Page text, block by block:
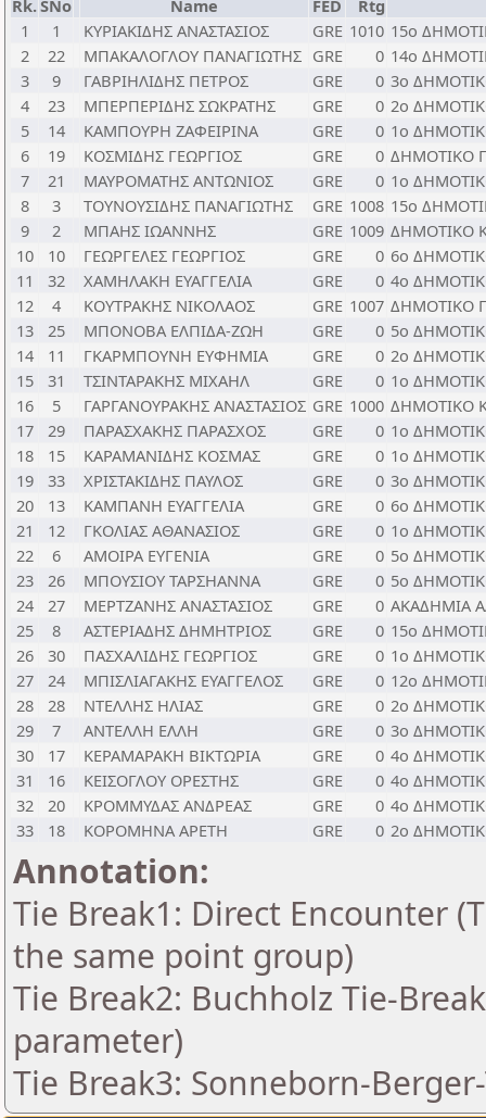
Rk.SNo Name FED
Rtg
1
1 ΚΥΡΙΑΚΙΔΗΣ ΑΝΑΣΤΑΣΙΟΣ GRE 1010 15ο
2
22 ΜΠΑΚΑΛΟΓΛΟΥ ΠΑΝΑΓΙΩΤΗΣ GRE 0 14ο
3
9 ΓΑΒΡΙΗΛΙΔΗΣ ΠΕΤΡΟΣ GRE 0 3ο
4
23 ΜΠΕΡΠΕΡΙΔΗΣ ΣΩΚΡΑΤΗΣ GRE 0 2ο
5
14 ΚΑΜΠΟΥΡΗ ΖΑΦΕΙΡΙΝΑ GRE 0 1ο
6
19 ΚΟΣΜΙΔΗΣ ΓΕΩΡΓΙΟΣ GRE 0 ΔΗΜΟΤΙΚΟ
7
21 ΜΑΥΡΟΜΑΤΗΣ ΑΝΤΩΝΙΟΣ GRE 0 1ο
8
3 ΤΟΥΝΟΥΣΙΔΗΣ ΠΑΝΑΓΙΩΤΗΣ GRE 1008 15ο
9
2 ΜΠΑΗΣ ΙΩΑΝΝΗΣ GRE 1009 ΔΗΜΟΤΙΚΟ
10
10 ΓΕΩΡΓΕΛΕΣ ΓΕΩΡΓΙΟΣ GRE 0 6ο
11
32 ΧΑΜΗΛΑΚΗ ΕΥΑΓΓΕΛΙΑ GRE 0 4ο
12
4 ΚΟΥΤΡΑΚΗΣ ΝΙΚΟΛΑΟΣ GRE 1007 ΔΗΜΟΤΙΚΟ
13
25 ΜΠΟΝΟΒΑ ΕΛΠΙΔΑ-ΖΩΗ GRE 0 5ο
14
11 ΓΚΑΡΜΠΟΥΝΗ ΕΥΦΗΜΙΑ GRE 0 2ο
15
31 ΤΣΙΝΤΑΡΑΚΗΣ ΜΙΧΑΗΛ GRE 0 1ο
16
5 ΓΑΡΓΑΝΟΥΡΑΚΗΣ ΑΝΑΣΤΑΣΙΟΣ GRE 1000 ΔΗΜΟΤΙΚΟ
17
29 ΠΑΡΑΣΧΑΚΗΣ ΠΑΡΑΣΧΟΣ GRE 0 1ο
18
15 ΚΑΡΑΜΑΝΙΔΗΣ ΚΟΣΜΑΣ GRE 0 1ο
19
33 ΧΡΙΣΤΑΚΙΔΗΣ ΠΑΥΛΟΣ GRE 0 3ο
20
13 ΚΑΜΠΑΝΗ ΕΥΑΓΓΕΛΙΑ GRE 0 6ο
21
12 ΓΚΟΛΙΑΣ ΑΘΑΝΑΣΙΟΣ GRE 0 1ο
22
6 ΑΜΟΙΡΑ ΕΥΓΕΝΙΑ GRE 0 5ο
23
26 ΜΠΟΥΣΙΟΥ ΤΑΡΣΗΑΝΝΑ GRE 0 5ο
24
27 ΜΕΡΤΖΑΝΗΣ ΑΝΑΣΤΑΣΙΟΣ GRE 0 ΑΚΑΔΗΜΙΑ
25
8 ΑΣΤΕΡΙΑΔΗΣ ΔΗΜΗΤΡΙΟΣ GRE 0 15ο
26
30 ΠΑΣΧΑΛΙΔΗΣ ΓΕΩΡΓΙΟΣ GRE 0 1ο
27
24 ΜΠΙΣΛΙΑΓΑΚΗΣ ΕΥΑΓΓΕΛΟΣ GRE 0 12ο
28
28 ΝΤΕΛΛΗΣ ΗΛΙΑΣ GRE 0 2ο
29
7 ΑΝΤΕΛΛΗ ΕΛΛΗ GRE 0 3ο
30
17 ΚΕΡΑΜΑΡΑΚΗ ΒΙΚΤΩΡΙΑ GRE 0 4ο
31
16 ΚΕΙΣΟΓΛΟΥ ΟΡΕΣΤΗΣ GRE 0 4ο
32
20 ΚΡΟΜΜΥΔΑΣ ΑΝΔΡΕΑΣ GRE 0 4ο
33
18 ΚΟΡΟΜΗΝΑ ΑΡΕΤΗ GRE 0 2ο
Annotation:
Tie Break1: Direct Encounter
the same point group)
Tie Break2: Buchholz Tie-
parameter)
Tie Break3: Sonneborn-